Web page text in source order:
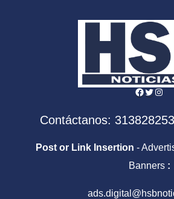
Twitter
Contáctanos:
Post or Link Insertion -
Banners :